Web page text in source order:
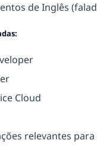
de Inglês
Cloud
relevantes